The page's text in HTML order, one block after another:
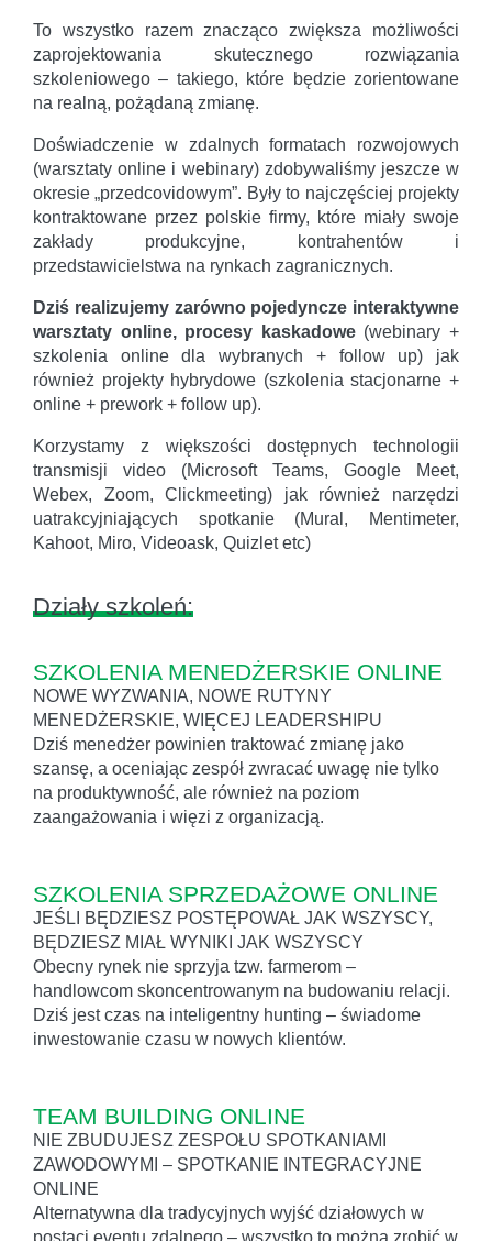
To wszystko razem znacząco zwiększa możliwości
zaprojektowania skutecznego rozwiązania
szkoleniowego – takiego, które będzie zorientowane
na realną, pożądaną zmianę.
Doświadczenie w zdalnych formatach rozwojowych
(warsztaty online i webinary) zdobywaliśmy jeszcze w
okresie „przedcovidowym”. Były to najczęściej projekty
kontraktowane przez polskie firmy, które miały swoje
zakłady produkcyjne, kontrahentów i
przedstawicielstwa na rynkach zagranicznych.
Dziś realizujemy zarówno pojedyncze interaktywne
warsztaty online, procesy kaskadowe(webinary +
szkolenia online dla wybranych + follow up) jak
również projekty hybrydowe (szkolenia stacjonarne +
online + prework + follow up).
Korzystamy z większości dostępnych technologii
transmisji video (Microsoft Teams, Google Meet,
Webex, Zoom, Clickmeeting) jak również narzędzi
uatrakcyjniających spotkanie (Mural, Mentimeter,
Kahoot, Miro, Videoask, Quizlet etc)
Działy szkoleń:
SZKOLENIA MENEDŻERSKIE ONLINE
NOWE WYZWANIA, NOWE RUTYNY
MENEDŻERSKIE, WIĘCEJ LEADERSHIPU
Dziś menedżer powinien traktować zmianę jako
szansę, a oceniając zespół zwracać uwagę nie tylko
na produktywność, ale również na poziom
zaangażowania i więzi z organizacją.
SZKOLENIA SPRZEDAŻOWE ONLINE
JEŚLI BĘDZIESZ POSTĘPOWAŁ JAK WSZYSCY,
BĘDZIESZ MIAŁ WYNIKI JAK WSZYSCY
Obecny rynek nie sprzyja tzw. farmerom –
handlowcom skoncentrowanym na budowaniu relacji.
Dziś jest czas na inteligentny hunting – świadome
inwestowanie czasu w nowych klientów.
TEAM BUILDING ONLINE
NIE ZBUDUJESZ ZESPOŁU SPOTKANIAMI
ZAWODOWYMI – SPOTKANIE INTEGRACYJNE
ONLINE
Alternatywna dla tradycyjnych wyjść działowych w